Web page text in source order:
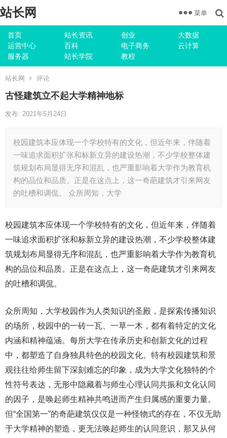
站长网
首页 站长资讯 创业
大数据
运营中心
百科 电子商务
云计算
服务器
站长学院 教程
菜单
站长网 评论
古怪建筑立不起大学精神地标
发布: 2021年5月24日
校园建筑本应体现一个学校特有的文化，但近年来，伴随着
一味追求面积扩张和标新立异的建设热潮，不少学校整体建
筑规划布局显得无序和混乱，也严重影响着大学作为教育机
构的品位和品质。正是在这点上，这一奇葩建筑才引来网友
的吐槽和调侃。 众所周知，大学
校园建筑本应体现一个学校特有的文化，但近年来，伴随着
一味追求面积扩张和标新立异的建设热潮，不少学校整体建
筑规划布局显得无序和混乱，也严重影响着大学作为教育机
构的品位和品质。正是在这点上，这一奇葩建筑才引来网友
的吐槽和调侃。
众所周知，大学校园作为人类知识的圣殿，是探索传播知识
的场所，校园中的一砖一瓦、一草一木，都有着特定的文化
内涵和精神蕴涵。每所大学在传承历史和创新文化的过程
中，都塑造了自身独具特色的校园文化。特有校园建筑和景
观往往给师生留下深刻难忘的印象，成为大学文化独特的个
性符号表达，无形中隐藏着与师生心理认同共振和文化认同
的因子，是唤起师生精神共鸣进而产生归属感的重要力量。
但“全国第一”的奇葩建筑仅仅是一种怪物式的存在，不仅无助
于大学精神的塑造，更无法唤起师生的认同意识，那又从何